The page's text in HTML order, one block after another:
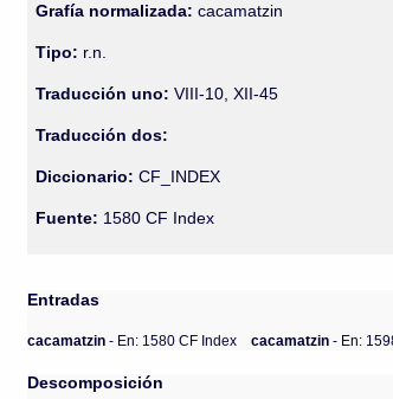
Grafía normalizada: cacamatzin
Tipo: r.n.
Traducción uno: VIII-10, XII-45
Traducción dos:
Diccionario:CF_INDEX
Fuente: 1580 CF Index
Entradas
cacamatzin- En: 1580 CF Index cacamatzin- En:
Descomposición